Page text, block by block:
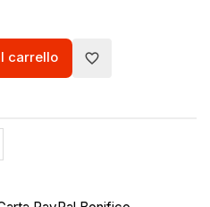
carrello favorite_border